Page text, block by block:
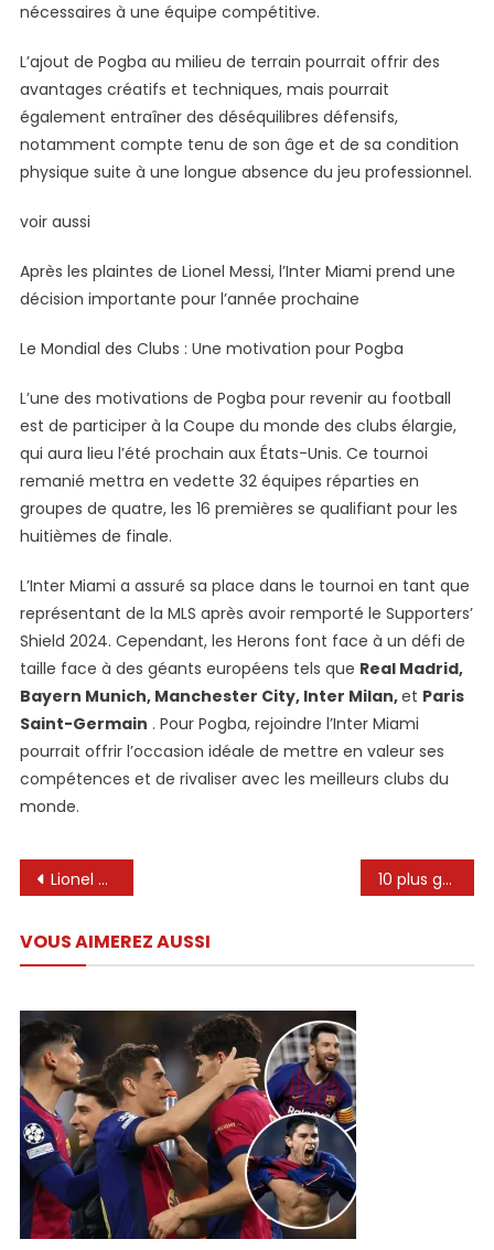
nécessaires à une équipe compétitive.
L’ajout de Pogba au milieu de terrain pourrait offrir des
avantages créatifs et techniques, mais pourrait
également entraîner des déséquilibres défensifs,
notamment compte tenu de son âge et de sa condition
physique suite à une longue absence du jeu professionnel.
voir aussi
Après les plaintes de Lionel Messi, l’Inter Miami prend une
décision importante pour l’année prochaine
Le Mondial des Clubs : Une motivation pour Pogba
L’une des motivations de Pogba pour revenir au football
est de participer à la Coupe du monde des clubs élargie,
qui aura lieu l’été prochain aux États-Unis. Ce tournoi
remanié mettra en vedette 32 équipes réparties en
groupes de quatre, les 16 premières se qualifiant pour les
huitièmes de finale.
L’Inter Miami a assuré sa place dans le tournoi en tant que
représentant de la MLS après avoir remporté le Supporters’
Shield 2024. Cependant, les Herons font face à un défi de
taille face à des géants européens tels que Real Madrid,
Bayern Munich, Manchester City, Inter Milan,et Paris
Saint-Germain . Pour Pogba, rejoindre l’Inter Miami
pourrait offrir l’occasion idéale de mettre en valeur ses
compétences et de rivaliser avec les meilleurs clubs du
monde.
Navigation
l’article
Lionel Messi perd un autre joueur clé après une blessure avant le match de l’Argentine contre le Pérou 10 plus grandes performances de Lionel Messi
VOUS AIMEREZ AUSSI